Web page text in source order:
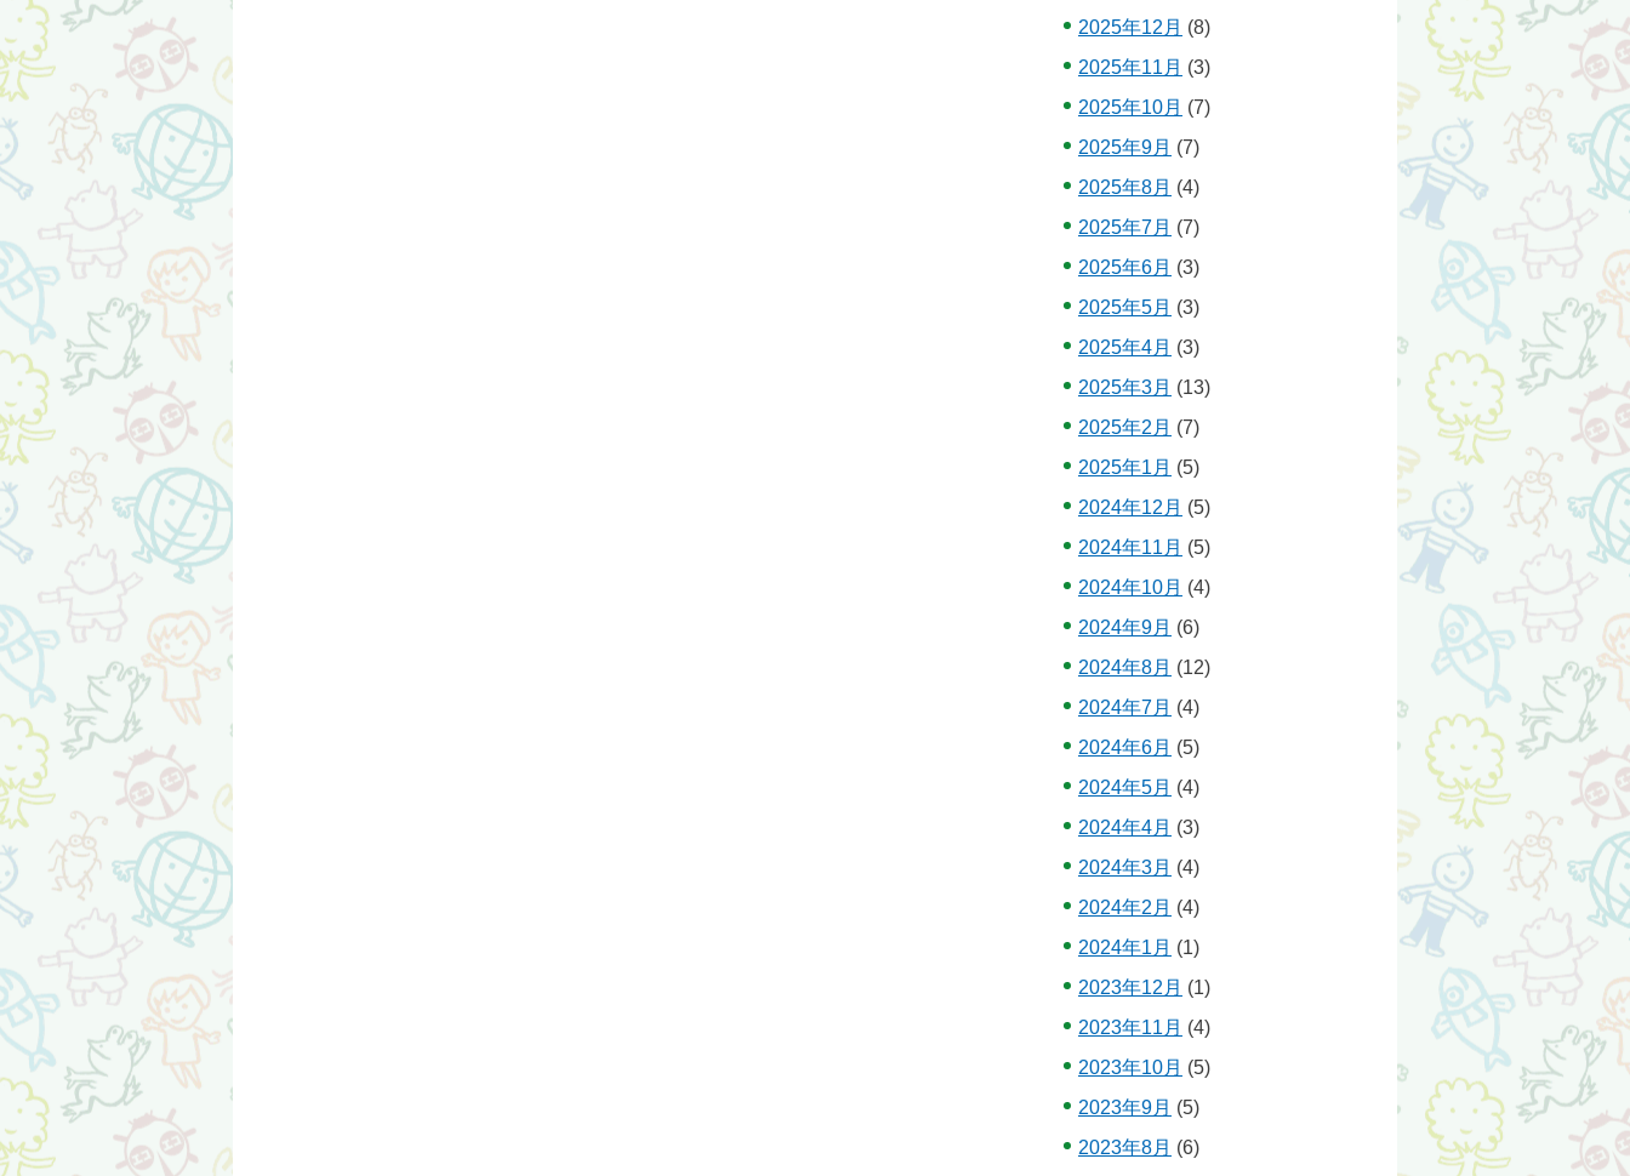
2025年12月 (8)
2025年11月 (3)
2025年10月 (7)
2025年9月 (7)
2025年8月 (4)
2025年7月 (7)
2025年6月 (3)
2025年5月 (3)
2025年4月 (3)
2025年3月 (13)
2025年2月 (7)
2025年1月 (5)
2024年12月 (5)
2024年11月 (5)
2024年10月 (4)
2024年9月 (6)
2024年8月 (12)
2024年7月 (4)
2024年6月 (5)
2024年5月 (4)
2024年4月 (3)
2024年3月 (4)
2024年2月 (4)
2024年1月 (1)
2023年12月 (1)
2023年11月 (4)
2023年10月 (5)
2023年9月 (5)
2023年8月 (6)